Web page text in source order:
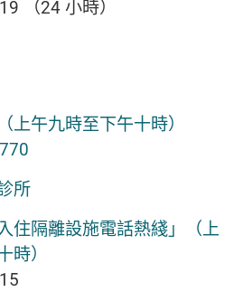
（24 小時）
上午九時至下午十時）
所
住隔離設施電話熱綫」（上
時）